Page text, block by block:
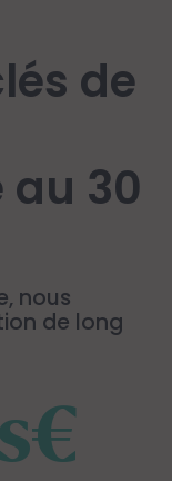
de
au 30
nous
de long